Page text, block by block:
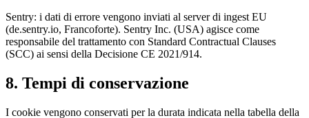
Sentry: i dati di errore vengono inviati al server di ingest EU
(de.sentry.io, Francoforte). Sentry Inc. (USA) agisce come
responsabile del trattamento con Standard Contractual Clauses
(SCC) ai sensi della Decisione CE 2021/914.
8. Tempi di conservazione
I cookie vengono conservati per la durata indicata nella tabella della